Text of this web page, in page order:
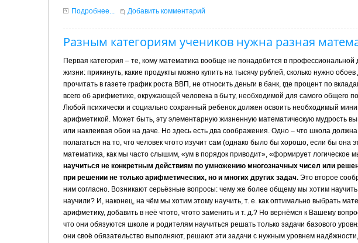
Подробнее... Добавить комментарий
Разным категориям учеников нужна разная
Первая категория – те, кому математика вообще не понадобится в профессиональной
жизни: прикинуть, какие продукты можно купить на тысячу рублей, сколько нужно
прочитать в газете график роста ВВП, не относить деньги в банк, где процент по
всего об арифметике, окружающей человека в быту, необходимой для самого общего
Любой психически и социально сохранный ребенок должен освоить необходимый
арифметикой. Может быть, эту элементарную жизненную математическую мудрость
или наклеивая обои на даче. Но здесь есть два соображения. Одно – что школа
полагаться на то, что человек что­то изучит сам (однако было бы хорошо, если бы она
математика, как мы часто слышим, «ум в порядок приводит», «формирует логическое
научиться не конкретным действиям по умножению многозначных чисел или
при решении не только арифметических, но и многих других задач. Это второе
ним согласно. Возникают серьёзные вопросы: чему же более общему мы хотим научить,
научили? И, наконец, на чём мы хотим этому научить, т. е. как оптимально выбрать
арифметику, добавить в неё что­то, что­то заменить и т. д.? Но вернёмся к Вашему
что они обязуются школе и родителям научиться решать только задачи базового
они своё обязательство выполняют, решают эти задачи с нужным уровнем